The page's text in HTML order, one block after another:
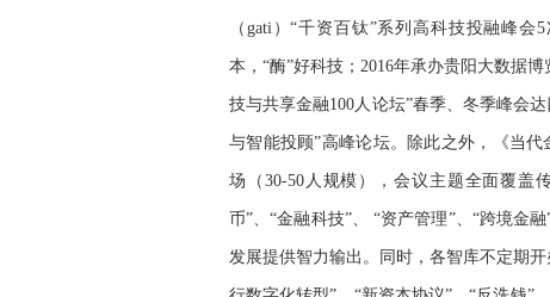
（gati）“千资百钛”系列高科技投融峰
本，“酶”好科技；2016年承办贵阳大数据
技与共享金融100人论坛”春季、冬季峰会
与智能投顾”高峰论坛。除此之外，《当
场（30-50人规模），会议主题全面覆盖
币”、“金融科技”、 “资产管理”、“跨境金
发展提供智力输出。同时，各智库不定期